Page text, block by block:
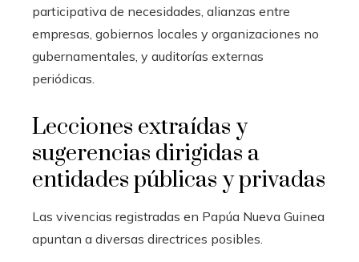
participativa de necesidades, alianzas entre
empresas, gobiernos locales y organizaciones no
gubernamentales, y auditorías externas
periódicas.
Lecciones extraídas y
sugerencias dirigidas a
entidades públicas y privadas
Las vivencias registradas en Papúa Nueva Guinea
apuntan a diversas directrices posibles.